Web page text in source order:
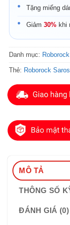
Tặng miếng
Giảm 30% khi
Danh mục:
Thẻ: Roborock
MÔ TẢ
THÔNG SỐ
ĐÁNH GIÁ (0)